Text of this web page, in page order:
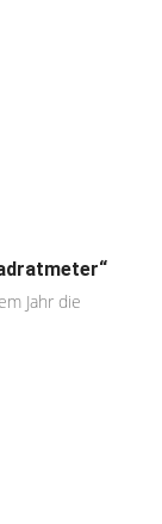
Jahr die